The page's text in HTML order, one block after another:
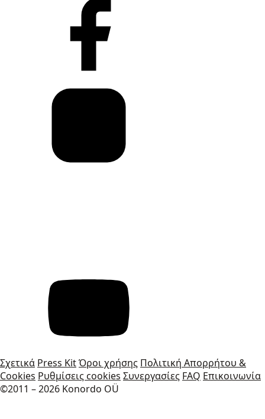
Σχετικά Press KitΌροι χρήσης Πολιτική Απορρήτου &
Cookies Ρυθμίσεις cookies Συνεργασίες FAQ Επικοινωνία
©2011 – 2026 Konordo OÜ